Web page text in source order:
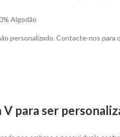
Algodão
personalizado. Contacte-nos
para ser